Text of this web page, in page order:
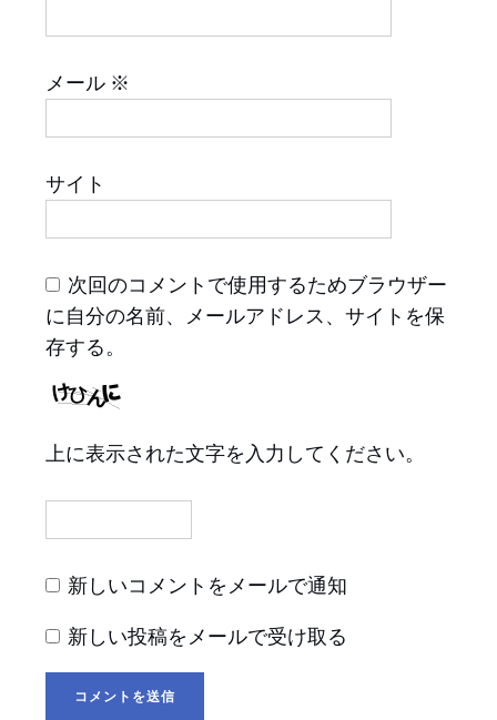
メール ※
サイト
次回のコメントで使用するためブラウザー
に自分の名前、メールアドレス、サイトを保
存する。
上に表示された文字を入力してください。
新しいコメントをメールで通知
新しい投稿をメールで受け取る